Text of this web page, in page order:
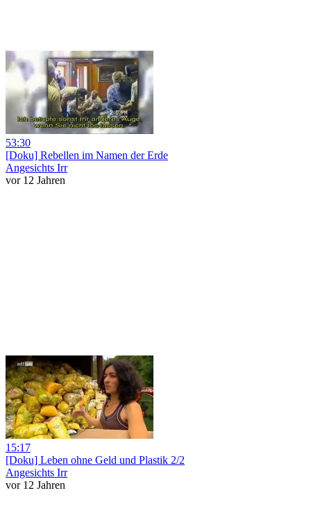
53:30
[Doku] Rebellen im Namen der Erde
Angesichts Irr
vor 12 Jahren
15:17
[Doku] Leben ohne Geld und Plastik 2/2
Angesichts Irr
vor 12 Jahren